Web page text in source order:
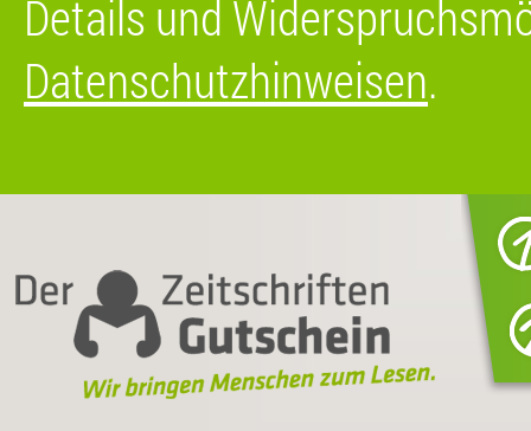
Details und
Datenschutzhinweisen.